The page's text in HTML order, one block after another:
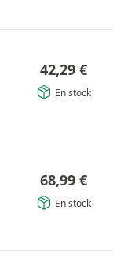
42,29 €
En stock
68,99 €
En stock